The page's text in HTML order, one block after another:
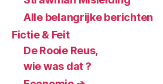
Alle belangrijke berichten
Fictie & Feit
De Rooie Reus,
wie was dat ?